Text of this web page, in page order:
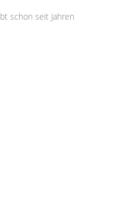
schon seit Jahren